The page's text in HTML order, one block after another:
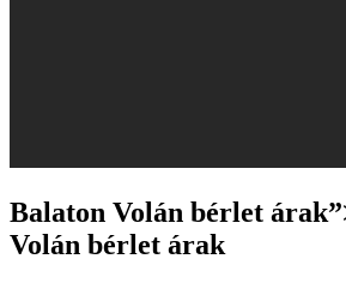
Balaton Volán bérlet
Volán bérlet árak